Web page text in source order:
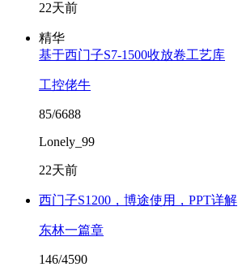
22天前
精华
基于西门子S7-1500收放卷工艺库
工控佬牛
85/6688
Lonely_99
22天前
西门子S1200，博途使用，PPT详解
东林一篇章
146/4590